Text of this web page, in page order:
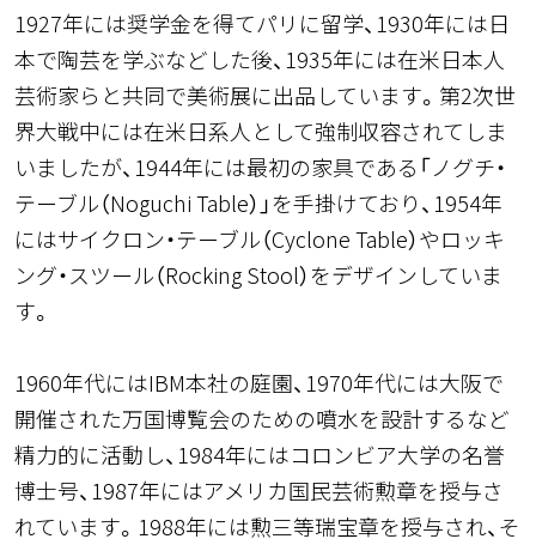
1927年には奨学金を得てパリに留学、1930年には日
本で陶芸を学ぶなどした後、1935年には在米日本人
芸術家らと共同で美術展に出品しています。第2次世
界大戦中には在米日系人として強制収容されてしま
いましたが、1944年には最初の家具である「ノグチ・
テーブル（Noguchi Table）」を手掛けており、1954年
にはサイクロン・テーブル（Cyclone Table）やロッキ
ング・スツール（Rocking Stool）をデザインしていま
す。
1960年代にはIBM本社の庭園、1970年代には大阪で
開催された万国博覧会のための噴水を設計するなど
精力的に活動し、1984年にはコロンビア大学の名誉
博士号、1987年にはアメリカ国民芸術勲章を授与さ
れています。1988年には勲三等瑞宝章を授与され、そ